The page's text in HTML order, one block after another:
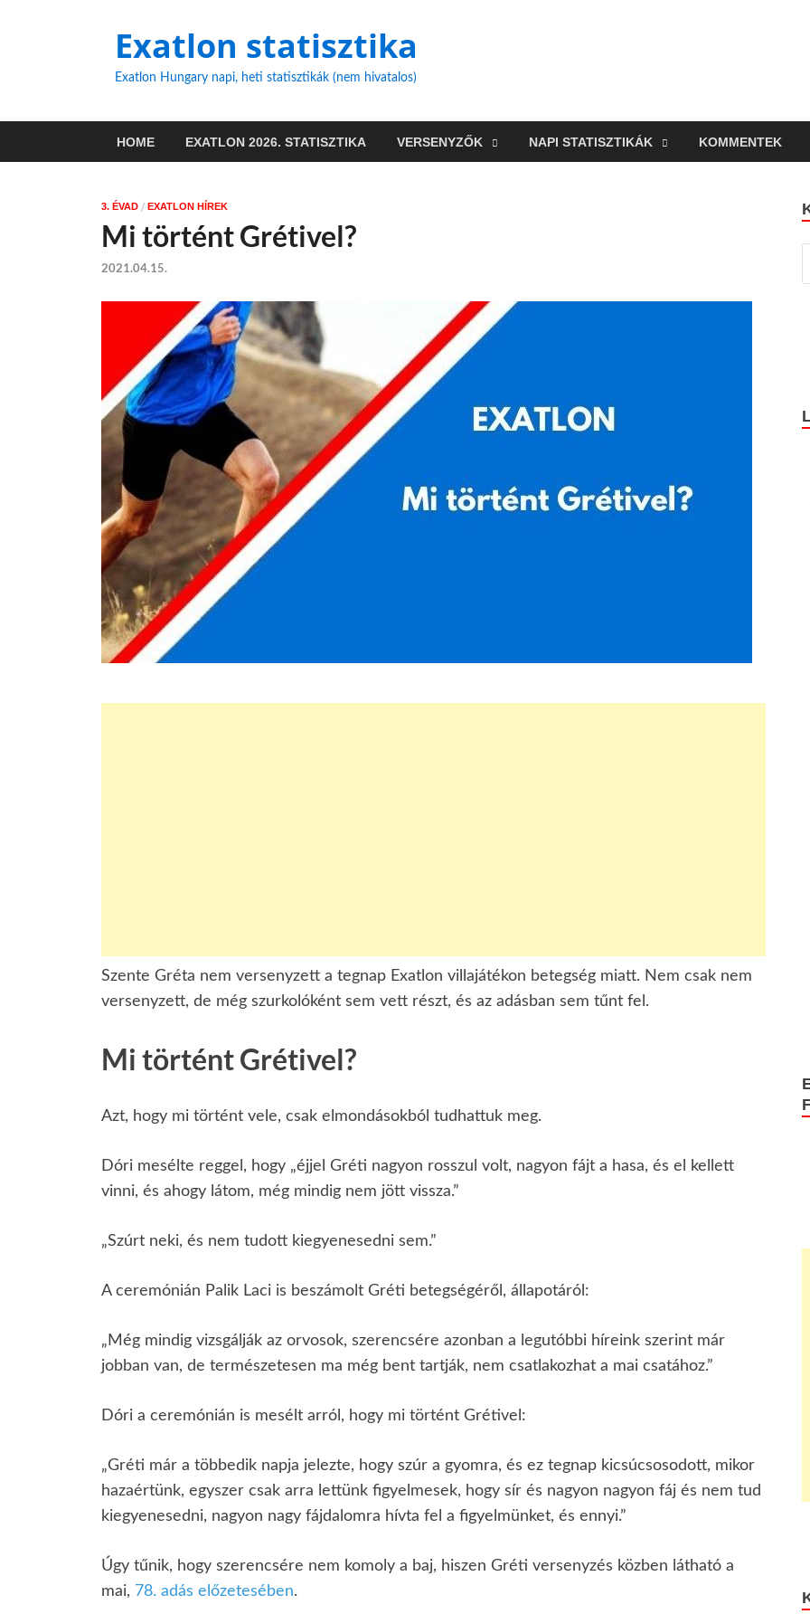
Exatlon statisztika
Exatlon Hungary napi, heti statisztikák (nem hivatalos)
HOME EXATLON 2026. STATISZTIKA VERSENYZŐK NAPI STATISZTIKÁK KOMMENTEK
3. ÉVAD / EXATLON HÍREK
Mi történt Grétivel?
2021.04.15.
Szente Gréta nem versenyzett a tegnap Exatlon villajátékon betegség miatt. Nem csak nem
versenyzett, de még szurkolóként sem vett részt, és az adásban sem tűnt fel.
Mi történt Grétivel?
Azt, hogy mi történt vele, csak elmondásokból tudhattuk meg.
Dóri mesélte reggel, hogy „éjjel Gréti nagyon rosszul volt, nagyon fájt a hasa, és el kellett
vinni, és ahogy látom, még mindig nem jött vissza.”
„Szúrt neki, és nem tudott kiegyenesedni sem.”
A ceremónián Palik Laci is beszámolt Gréti betegségéről, állapotáról:
„Még mindig vizsgálják az orvosok, szerencsére azonban a legutóbbi híreink szerint már
jobban van, de természetesen ma még bent tartják, nem csatlakozhat a mai csatához.”
Dóri a ceremónián is mesélt arról, hogy mi történt Grétivel:
„Gréti már a többedik napja jelezte, hogy szúr a gyomra, és ez tegnap kicsúcsosodott, mikor
hazaértünk, egyszer csak arra lettünk figyelmesek, hogy sír és nagyon nagyon fáj és nem tud
kiegyenesedni, nagyon nagy fájdalomra hívta fel a figyelmünket, és ennyi.”
Úgy tűnik, hogy szerencsére nem komoly a baj, hiszen Gréti versenyzés közben látható a
mai, 78. adás előzetesében.